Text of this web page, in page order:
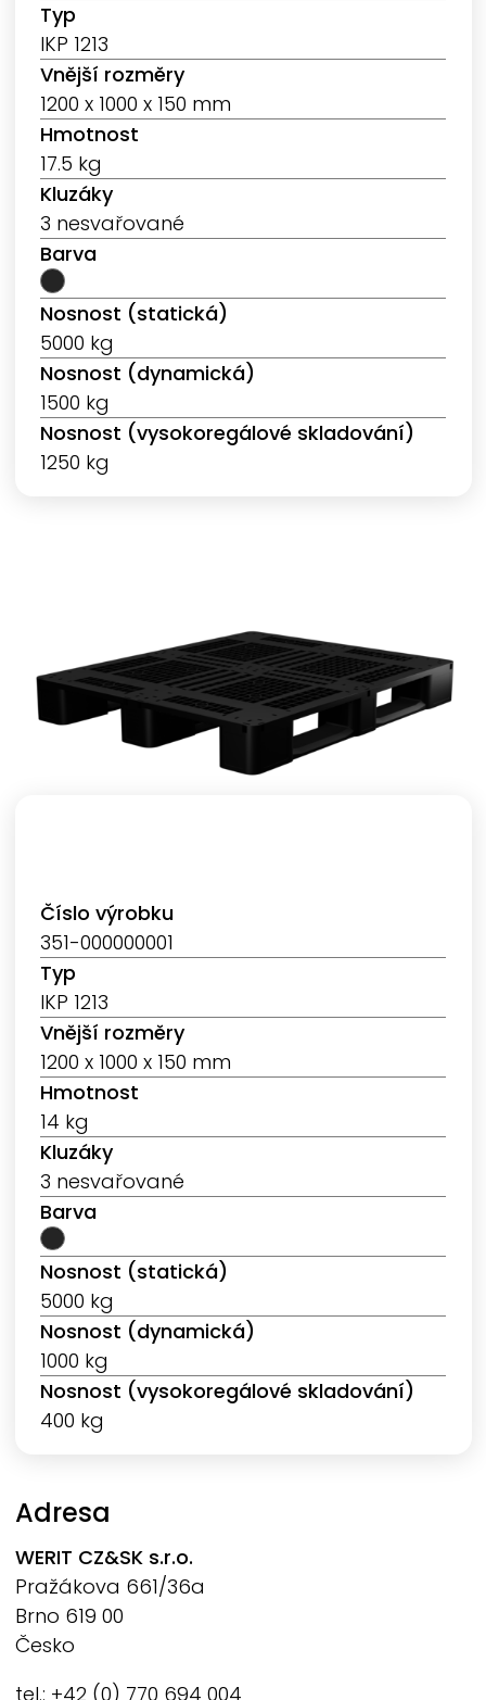
Typ
IKP 1213
Vnější rozměry
1200 x 1000 x 150 mm
Hmotnost
17.5 kg
Kluzáky
3 nesvařované
Barva
Nosnost (statická)
5000 kg
Nosnost (dynamická)
1500 kg
Nosnost (vysokoregálové skladování)
1250 kg
Číslo výrobku
351-000000001
Typ
IKP 1213
Vnější rozměry
1200 x 1000 x 150 mm
Hmotnost
14 kg
Kluzáky
3 nesvařované
Barva
Nosnost (statická)
5000 kg
Nosnost (dynamická)
1000 kg
Nosnost (vysokoregálové skladování)
400 kg
Adresa
WERIT CZ&SK s.r.o.
Pražákova 661/36a
Brno 619 00
Česko
tel.: +42 (0) 770 694 004